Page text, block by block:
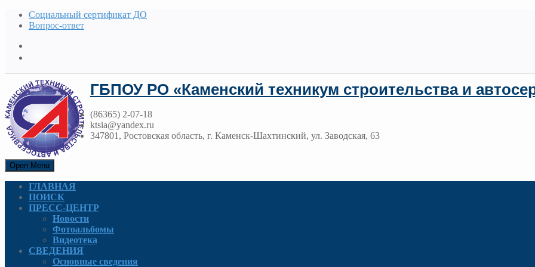
Социальный сертификат ДО
Вопрос-ответ
ГБПОУ РО «Каменский техникум строительства и
(86365) 2-07-18
ktsia@yandex.ru
347801, Ростовская область, г. Каменск-Шахтинский, ул. Заводская, 63
Open Menu
ГЛАВНАЯ
ПОИСК
ПРЕСС-ЦЕНТР
Новости
Фотоальбомы
Видеотека
СВЕДЕНИЯ
Основные сведения